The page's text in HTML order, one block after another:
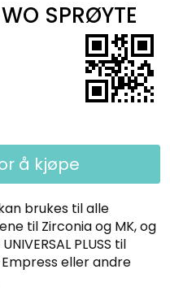
SPRØYTE
å kjøpe
brukes til alle
til Zirconia og MK, og
PLUSS til
eller andre